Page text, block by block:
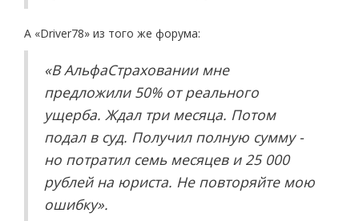
А «Driver78» из того же форума:
«В АльфаСтраховании мне
предложили 50% от реального
ущерба. Ждал три месяца. Потом
подал в суд. Получил полную сумму -
но потратил семь месяцев и 25 000
рублей на юриста. Не повторяйте мою
ошибку».